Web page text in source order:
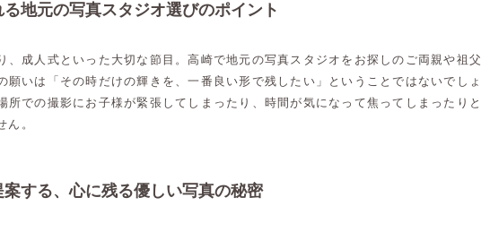
地元の写真スタジオ選びのポイント
、成人式といった大切な節目。高崎で地元の写真スタジオをお探しのご両親や祖父
願いは「その時だけの輝きを、一番良い形で残したい」ということではないでしょ
所での撮影にお子様が緊張してしまったり、時間が気になって焦ってしまったりと
ん。
する、心に残る優しい写真の秘密